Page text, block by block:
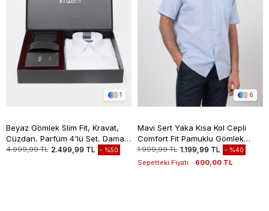
1
Beyaz Gömlek Slim Fit, Kravat,
Cüzdan, Parfüm 4'lü Set, Damat
Bohçası, Hediye Seti, Düğün Set
4.999,99 TL 2.499,99 TL %50
6
Mavi Sert Yaka Kısa Kol Cepli
Comfort Fit Pamuklu Gömlek
1004260258
1.999,99 TL 1.199,99 TL %40
Sepetteki Fiyatı: 600,00 TL